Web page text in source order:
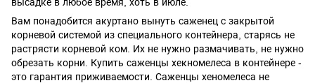
Вам понадобится акуртано вынуть саженец с закрытой
корневой системой из специального контейнера, старясь не
растрясти корневой ком. Их не нужно размачивать, не нужно
обрезать корни. Купить саженцы хекномелеса в контейнере -
это гарантия приживаемости. Саженцы хеномелеса не